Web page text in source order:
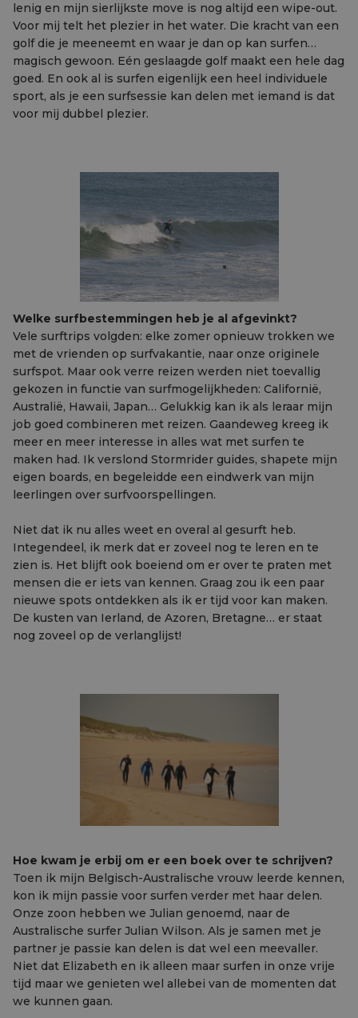
lenig en mijn sierlijkste move is nog altijd een wipe-out.
Voor mij telt het plezier in het water. Die kracht van een
golf die je meeneemt en waar je dan op kan surfen…
magisch gewoon. Eén geslaagde golf maakt een hele dag
goed. En ook al is surfen eigenlijk een heel individuele
sport, als je een surfsessie kan delen met iemand is dat
voor mij dubbel plezier.
Welke surfbestemmingen heb je al afgevinkt?
Vele surftrips volgden: elke zomer opnieuw trokken we
met de vrienden op surfvakantie, naar onze originele
surfspot. Maar ook verre reizen werden niet toevallig
gekozen in functie van surfmogelijkheden: Californië,
Australië, Hawaii, Japan… Gelukkig kan ik als leraar mijn
job goed combineren met reizen. Gaandeweg kreeg ik
meer en meer interesse in alles wat met surfen te
maken had. Ik verslond Stormrider guides, shapete mijn
eigen boards, en begeleidde een eindwerk van mijn
leerlingen over surfvoorspellingen.
Niet dat ik nu alles weet en overal al gesurft heb.
Integendeel, ik merk dat er zoveel nog te leren en te
zien is. Het blijft ook boeiend om er over te praten met
mensen die er iets van kennen. Graag zou ik een paar
nieuwe spots ontdekken als ik er tijd voor kan maken.
De kusten van Ierland, de Azoren, Bretagne… er staat
nog zoveel op de verlanglijst!
Hoe kwam je erbij om er een boek over te schrijven?
Toen ik mijn Belgisch-Australische vrouw leerde kennen,
kon ik mijn passie voor surfen verder met haar delen.
Onze zoon hebben we Julian genoemd, naar de
Australische surfer Julian Wilson. Als je samen met je
partner je passie kan delen is dat wel een meevaller.
Niet dat Elizabeth en ik alleen maar surfen in onze vrije
tijd maar we genieten wel allebei van de momenten dat
we kunnen gaan.